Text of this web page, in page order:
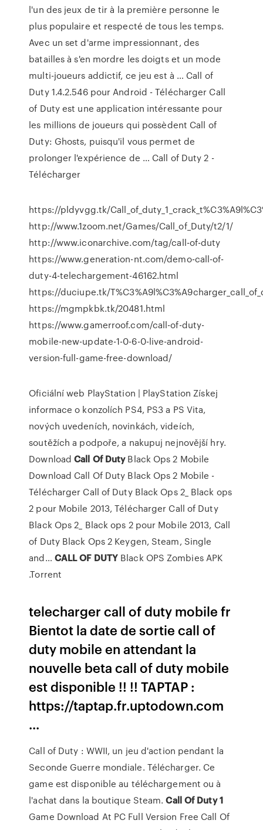
l'un des jeux de tir à la première personne le
plus populaire et respecté de tous les temps.
Avec un set d'arme impressionnant, des
batailles à s'en mordre les doigts et un mode
multi-joueurs addictif, ce jeu est à … Call of
Duty 1.4.2.546 pour Android - Télécharger Call
of Duty est une application intéressante pour
les millions de joueurs qui possèdent Call of
Duty: Ghosts, puisqu'il vous permet de
prolonger l'expérience de … Call of Duty 2 -
Télécharger
https://pldyvgg.tk/
http://www.1zoom.net/Games/Call_of_Duty/t2/1/
http://www.iconarchive.com/tag/call-of-duty
https://www.generation-nt.com/demo-call-of-
duty-4-telechargement-46162.html
https://duciupe.tk/
https://mgmpkbk.tk/20481.html
https://www.gamerroof.com/call-of-duty-
mobile-new-update-1-0-6-0-live-android-
version-full-game-free-download/
Oficiální web PlayStation | PlayStation Získej
informace o konzolích PS4, PS3 a PS Vita,
nových uvedeních, novinkách, videích,
soutěžích a podpoře, a nakupuj nejnovější hry.
DownloadCall Of DutyBlack Ops 2 Mobile
Download Call Of Duty Black Ops 2 Mobile -
Télécharger Call of Duty Black Ops 2_ Black ops
2 pour Mobile 2013, Télécharger Call of Duty
Black Ops 2_ Black ops 2 pour Mobile 2013, Call
of Duty Black Ops 2 Keygen, Steam, Single
and… CALLOF DUTY Black OPS Zombies APK
.Torrent
telecharger call of duty mobile fr
Bientot la date de sortie call of
duty mobile en attendant la
nouvelle beta call of duty mobile
est disponible !! !! TAPTAP :
https://taptap.fr.uptodown.com
...
Call of Duty : WWII, un jeu d'action pendant la
Seconde Guerre mondiale. Télécharger. Ce
game est disponible au téléchargement ou à
l'achat dans la boutique Steam.CallOf Duty 1
Game Download At PC Full Version Free Call Of